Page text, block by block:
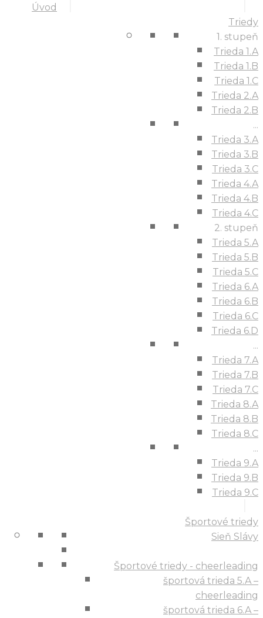
Úvod
Triedy
1. stupeň
Trieda 1.A
Trieda 1.B
Trieda 1.C
Trieda 2.A
Trieda 2.B
...
Trieda 3.A
Trieda 3.B
Trieda 3.C
Trieda 4.A
Trieda 4.B
Trieda 4.C
2. stupeň
Trieda 5.A
Trieda 5.B
Trieda 5.C
Trieda 6.A
Trieda 6.B
Trieda 6.C
Trieda 6.D
...
Trieda 7.A
Trieda 7.B
Trieda 7.C
Trieda 8.A
Trieda 8.B
Trieda 8.C
...
Trieda 9.A
Trieda 9.B
Trieda 9.C
Športové triedy
Sieň Slávy
Športové triedy - cheerleading
športová trieda 5.A –
cheerleading
športová trieda 6.A –